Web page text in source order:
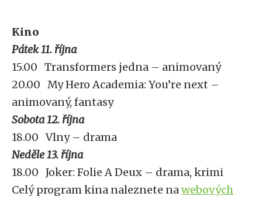
Kino
Pátek 11. října
15.00 Transformers jedna – animovaný
20.00 My Hero Academia: You’re next –
animovaný, fantasy
Sobota 12. října
18.00 Vlny – drama
Neděle 13. října
18.00 Joker: Folie A Deux – drama, krimi
Celý program kina naleznete nawebových